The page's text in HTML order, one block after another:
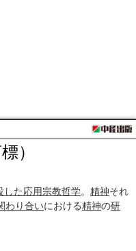
）
した応用宗教哲学。 精神それ
わり合いにおける精神の研